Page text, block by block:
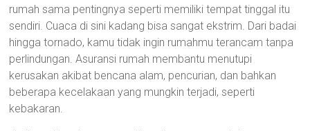
rumah sama pentingnya seperti memiliki tempat tinggal itu
sendiri. Cuaca di sini kadang bisa sangat ekstrim. Dari badai
hingga tornado, kamu tidak ingin rumahmu terancam tanpa
perlindungan. Asuransi rumah membantu menutupi
kerusakan akibat bencana alam, pencurian, dan bahkan
beberapa kecelakaan yang mungkin terjadi, seperti
kebakaran.